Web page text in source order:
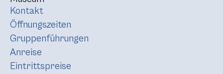
Kontakt
Öffnungszeiten
Gruppenführungen
Anreise
Eintrittspreise